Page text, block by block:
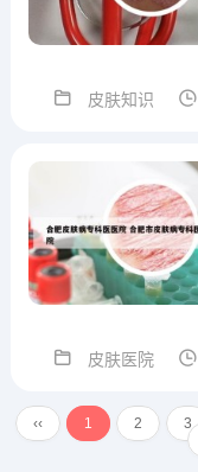
皮肤知识
皮肤医院
‹‹ 1 2 3